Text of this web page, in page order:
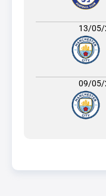
13/05/
09/05/